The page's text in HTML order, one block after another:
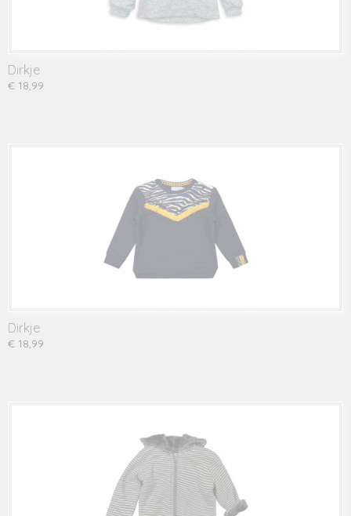
Dirkje
€ 18,99
Dirkje
€ 18,99